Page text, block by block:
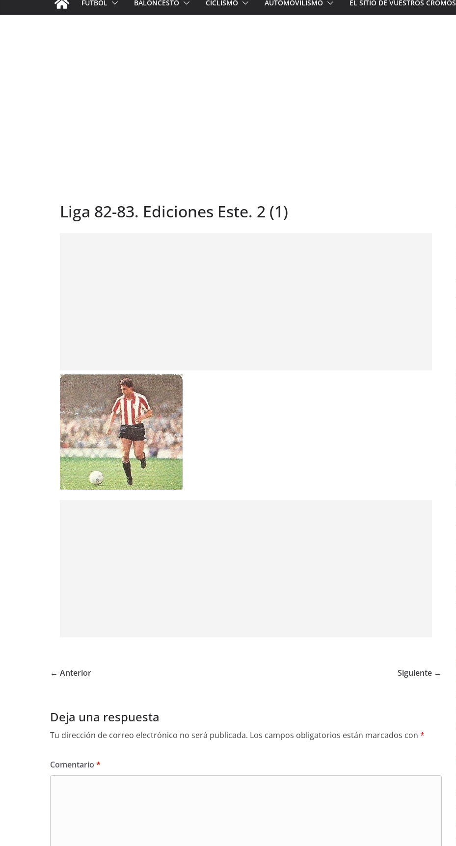
FÚTBOL BALONCESTO CICLISMO AUTOMOVILISMO EL SITIO DE VUESTROS CROMOS
Liga 82-83. Ediciones Este. 2 (1)
← Anterior Siguiente →
Deja una respuesta
Tu dirección de correo electrónico no será publicada. Los campos obligatorios están marcados con *
Comentario *